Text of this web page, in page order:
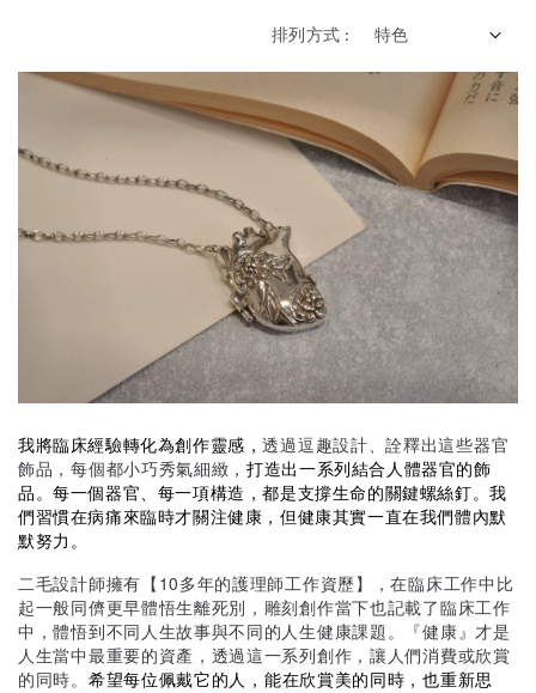
排列方式 :
我將臨床經驗轉化為創作靈感，透過逗趣設計、詮釋出這些器官
飾品，每個都小巧秀氣細緻，打造出一系列結合人體器官的飾
品。每一個器官、每一項構造，都是支撐生命的關鍵螺絲釘。我
們習慣在病痛來臨時才關注健康，但健康其實一直在我們體內默
默努力。
二毛設計師擁有【10多年的護理師工作資歷】，在臨床工作中比
起一般同儕更早體悟生離死別，雕刻創作當下也記載了臨床工作
中，體悟到不同人生故事與不同的人生健康課題。『健康』才是
人生當中最重要的資產，透過這一系列創作，讓人們消費或欣賞
的同時。
希望每位佩戴它的人，能在欣賞美的同時，也重新思